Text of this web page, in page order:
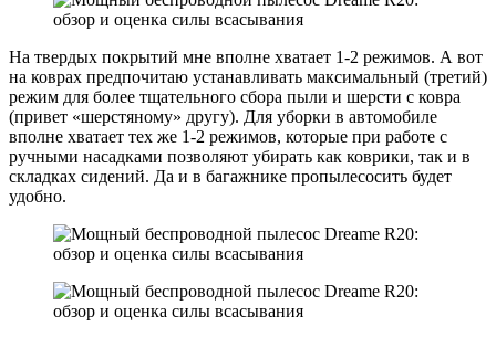
На твердых покрытий мне вполне хватает 1-2 режимов. А вот
на коврах предпочитаю устанавливать максимальный (третий)
режим для более тщательного сбора пыли и шерсти с ковра
(привет «шерстяному» другу). Для уборки в автомобиле
вполне хватает тех же 1-2 режимов, которые при работе с
ручными насадками позволяют убирать как коврики, так и в
складках сидений. Да и в багажнике пропылесосить будет
удобно.